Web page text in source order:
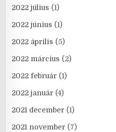
2022 július (1)
2022 június (1)
2022 április (5)
2022 március (2)
2022 február (1)
2022 január (4)
2021 december (1)
2021 november (7)